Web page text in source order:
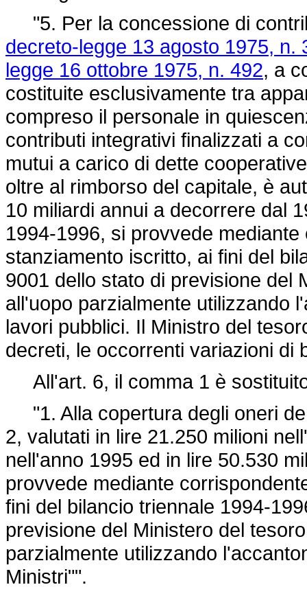
"5. Per la concessione di
decreto-legge 13 agosto 1975, n.
legge 16 ottobre 1975, n. 492, a
costituite esclusivamente tra
compreso il personale in
contributi integrativi finalizzati a
mutui a carico di dette
oltre al rimborso del capitale, è
10 miliardi annui a decorrere dal
1994-1996, si provvede
stanziamento iscritto, ai fini del
9001 dello stato di previsione del
all'uopo parzialmente utilizzando
lavori pubblici. Il Ministro del
decreti, le occorrenti variazioni di
All'art. 6, il comma 1 è
"1. Alla copertura degli oneri
2, valutati in lire 21.250 milioni
nell'anno 1995 ed in lire 50.530
provvede mediante
fini del bilancio triennale 1994-
previsione del Ministero del
parzialmente utilizzando
Ministri"".